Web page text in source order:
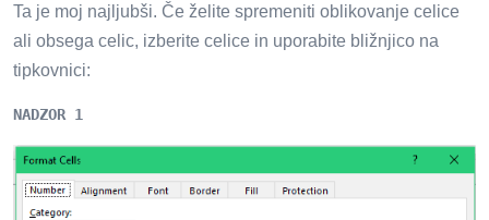
Ta je moj najljubši. Če želite spremeniti oblikovanje celice
ali obsega celic, izberite celice in uporabite bližnjico na
tipkovnici:
NADZOR 1